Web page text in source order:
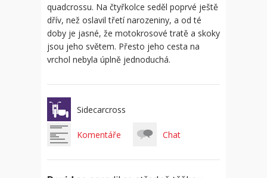
quadcrossu. Na čtyřkolce seděl poprvé ještě
dřív, než oslavil třetí narozeniny, a od té
doby je jasné, že motokrosové tratě a skoky
jsou jeho světem. Přesto jeho cesta na
vrchol nebyla úplně jednoduchá.
Sidecarcross
Komentáře Chat